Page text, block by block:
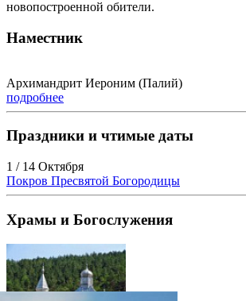
новопостроенной обители.
Наместник
Архимандрит Иероним (Палий)
подробнее
Праздники и чтимые даты
1 / 14 Октября
Покров Пресвятой Богородицы
Храмы и Богослужения